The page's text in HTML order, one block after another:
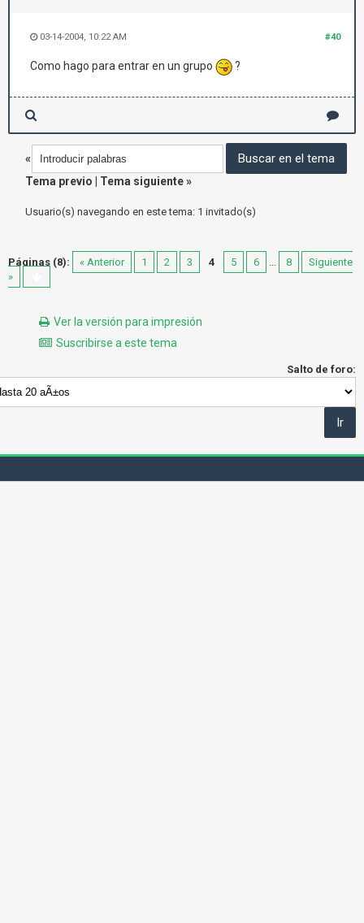
#40
03-14-2004, 10:22 AM
Como hago para entrar en un grupo ?
«
Tema previo
Tema siguiente»
Usuario(s) navegando en este tema: 1 invitado(s)
Páginas (8): « Anterior 1 2 3 4 5 6 ... 8
Siguiente
»
Ver la versión para impresión
Suscribirse a este tema
Salto de foro: